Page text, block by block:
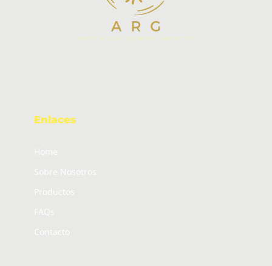
Enlaces
Home
Sobre Nosotros
Productos
FAQs
Contacto